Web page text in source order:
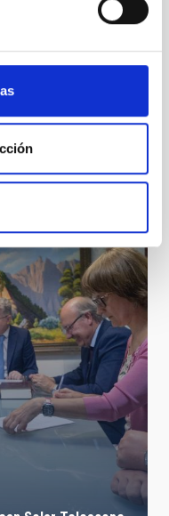
of Tenerife and
and